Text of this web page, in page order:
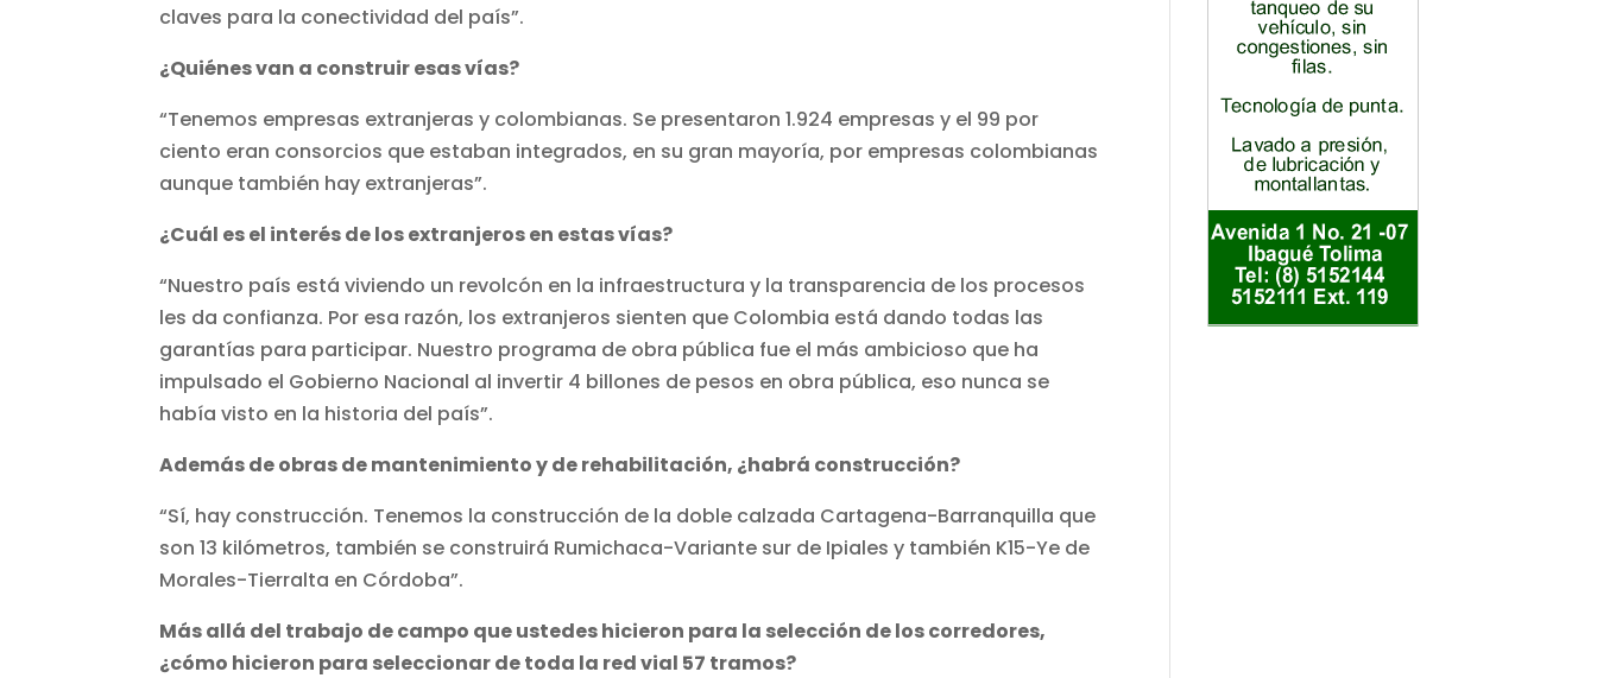
claves para la conectividad del país”.
¿Quiénes van a construir esas vías?
“Tenemos empresas extranjeras y colombianas. Se presentaron 1.924 empresas y el 99 por
ciento eran consorcios que estaban integrados, en su gran mayoría, por empresas colombianas
aunque también hay extranjeras”.
¿Cuál es el interés de los extranjeros en estas vías?
“Nuestro país está viviendo un revolcón en la infraestructura y la transparencia de los procesos
les da confianza. Por esa razón, los extranjeros sienten que Colombia está dando todas las
garantías para participar. Nuestro programa de obra pública fue el más ambicioso que ha
impulsado el Gobierno Nacional al invertir 4 billones de pesos en obra pública, eso nunca se
había visto en la historia del país”.
Además de obras de mantenimiento y de rehabilitación, ¿habrá construcción?
“Sí, hay construcción. Tenemos la construcción de la doble calzada Cartagena-Barranquilla que
son 13 kilómetros, también se construirá Rumichaca-Variante sur de Ipiales y también K15-Ye de
Morales-Tierralta en Córdoba”.
Más allá del trabajo de campo que ustedes hicieron para la selección de los corredores,
¿cómo hicieron para seleccionar de toda la red vial 57 tramos?